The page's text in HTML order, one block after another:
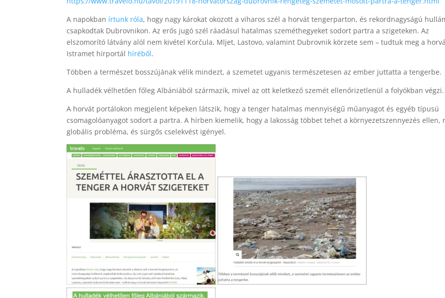
A napokban írtunk róla, hogy nagy károkat okozott a viharos szél a horvát tengerparton, és rekordnagyságú
csapkodtak Dubrovnikon. Az erős jugó szél ráadásul hatalmas szeméthegyeket sodort partra a szigeteken. Az
elszomorító látvány alól nem kivétel Korčula, Mljet, Lastovo, valamint Dubrovnik körzete sem – tudtuk meg a
Istramet hírportál híréből.
Többen a természet bosszújának vélik mindezt, a szemetet ugyanis természetesen az ember juttatta a tengerbe.
A hulladék vélhetően főleg Albániából származik, mivel az ott keletkező szemét ellenőrizetlenül a folyókban végzi.
A horvát portálokon megjelent képeken látszik, hogy a tenger hatalmas mennyiségű műanyagot és egyéb típusú
csomagolóanyagot sodort a partra. A hírben kiemelik, hogy a lakosság többet tehet a környezetszennyezés ellen,
globális probléma, és sürgős cselekvést igényel.